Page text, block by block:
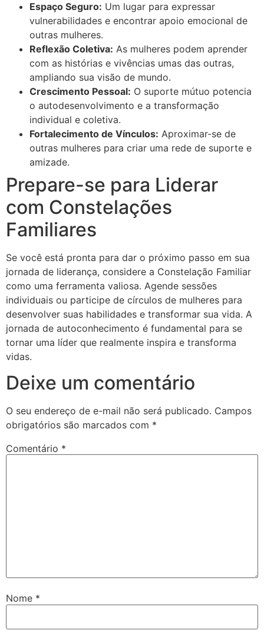
Espaço Seguro: Um lugar para expressar
vulnerabilidades e encontrar apoio emocional de
outras mulheres.
Reflexão Coletiva: As mulheres podem aprender
com as histórias e vivências umas das outras,
ampliando sua visão de mundo.
Crescimento Pessoal: O suporte mútuo potencia
o autodesenvolvimento e a transformação
individual e coletiva.
Fortalecimento de Vínculos: Aproximar-se de
outras mulheres para criar uma rede de suporte e
amizade.
Prepare-se para Liderar
com Constelações
Familiares
Se você está pronta para dar o próximo passo em sua
jornada de liderança, considere a Constelação Familiar
como uma ferramenta valiosa. Agende sessões
individuais ou participe de círculos de mulheres para
desenvolver suas habilidades e transformar sua vida. A
jornada de autoconhecimento é fundamental para se
tornar uma líder que realmente inspira e transforma
vidas.
Deixe um comentário
O seu endereço de e-mail não será publicado. Campos
obrigatórios são marcados com *
Comentário *
Nome *